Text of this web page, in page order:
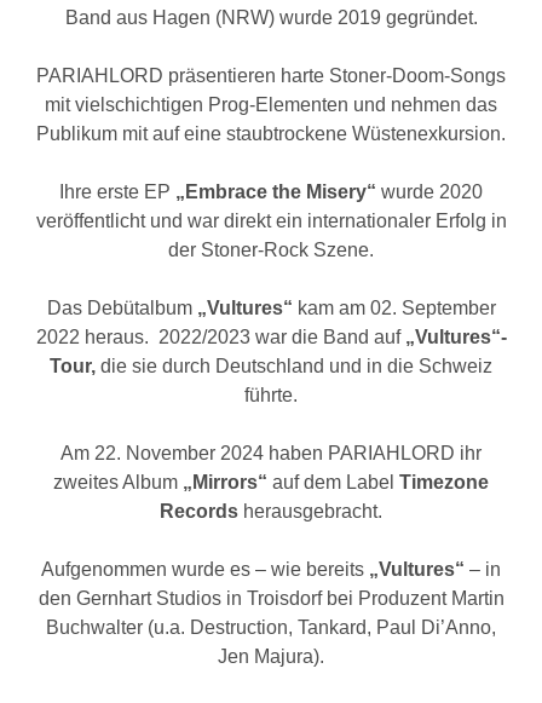
Band aus Hagen (NRW) wurde 2019 gegründet.
PARIAHLORD präsentieren harte Stoner-Doom-Songs
mit vielschichtigen Prog-Elementen und nehmen das
Publikum mit auf eine staubtrockene Wüstenexkursion.
Ihre erste EP „Embrace the Misery“ wurde 2020
veröffentlicht und war direkt ein internationaler Erfolg in
der Stoner-Rock Szene.
Das Debütalbum „Vultures“ kam am 02. September
2022 heraus. 2022/2023 war die Band auf „Vultures“-
Tour, die sie durch Deutschland und in die Schweiz
führte.
Am 22. November 2024 haben PARIAHLORD ihr
zweites Album „Mirrors“ auf dem Label Timezone
Records herausgebracht.
Aufgenommen wurde es – wie bereits „Vultures“ – in
den Gernhart Studios in Troisdorf bei Produzent Martin
Buchwalter (u.a. Destruction, Tankard, Paul Di’Anno,
Jen Majura).